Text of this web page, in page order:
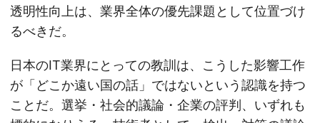
透明性向上は、業界全体の優先課題として位置づけ
るべきだ。
日本のIT業界にとっての教訓は、こうした影響工作
が「どこか遠い国の話」ではないという認識を持つ
ことだ。選挙・社会的議論・企業の評判、いずれも